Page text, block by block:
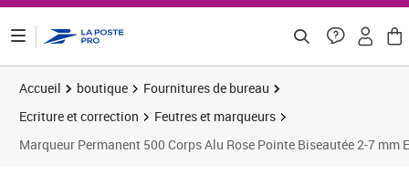
Accueil boutique
Fournitures de bureau
Ecriture et correction
Feutres et marqueurs
Marqueur Permanent 500 Corps Alu Rose Pointe Biseautée 2-7 mm